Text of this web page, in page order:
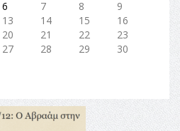
6 7 8
9
13 14 15
16
20 21 22
23
27 28 29
30